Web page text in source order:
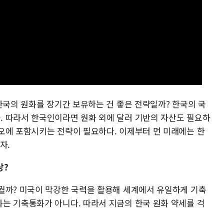
의 원화를 장기간 보유하는 건 좋은 전략일까? 한국의 국
라서 한국인이라면 원화 외에 달러 기반의 자산도 필요하
포함시키는 전략이 필요하다. 이제부터 먼 미래에는 한
.
?
? 미국이 막강한 국력을 활용해 세계에서 유일하게 기축
기축통화가 아니다. 따라서 지금의 한국 원화 약세를 걱